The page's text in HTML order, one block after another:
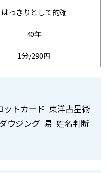
はっきりとして的確
40年
1分/290円
トカード 東洋占星術
ウジング 易 姓名判断